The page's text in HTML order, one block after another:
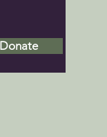
Donate